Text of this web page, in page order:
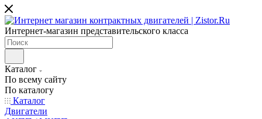
Интернет-магазин представительского класса
Каталог
По всему сайту
По каталогу
Каталог
Двигатели